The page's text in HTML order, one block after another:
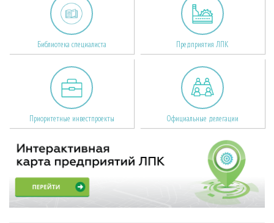
Библиотека специалиста Предприятия ЛПК
Приоритетные инвестпроекты Официальные делегации